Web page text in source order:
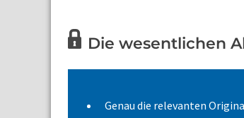
Die wesentlichen
Genau die relevanten